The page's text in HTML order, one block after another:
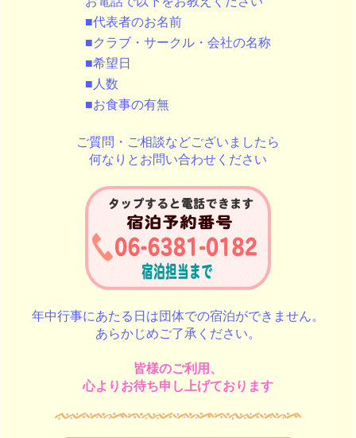
■代表者のお名前
■クラブ・サークル・会社の名称
■希望日
■人数
■お食事の有無
ご質問・ご相談などございましたら
何なりとお問い合わせください
年中行事にあたる日は団体での宿泊ができません。
あらかじめご了承ください。
皆様のご利用、
心よりお待ち申し上げております